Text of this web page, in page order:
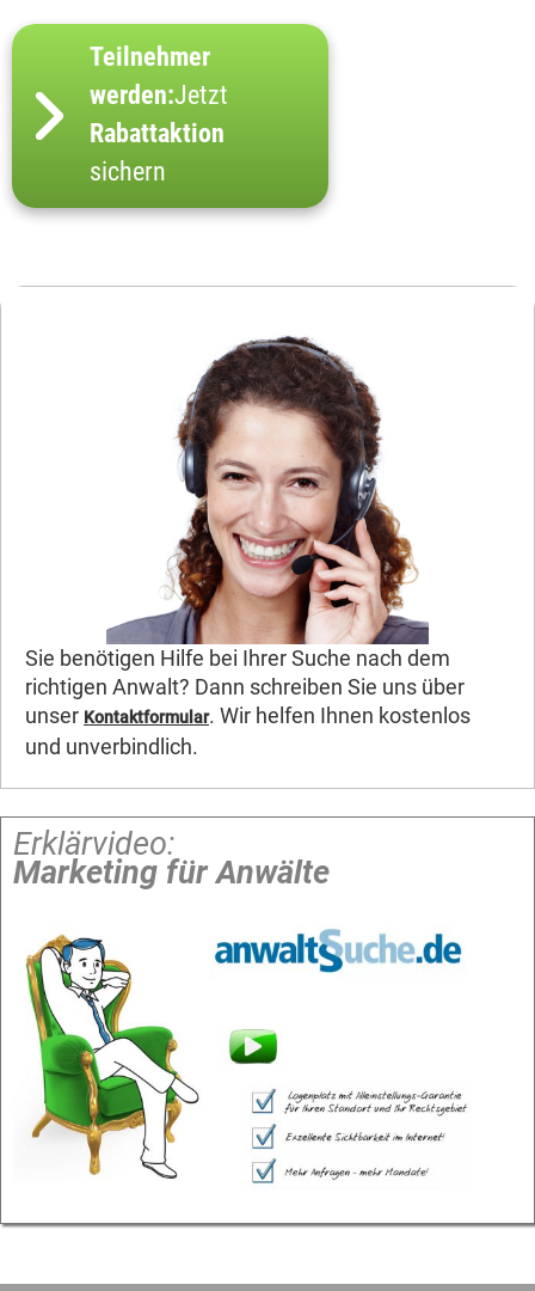
Teilnehmer
werden:Jetzt
Rabattaktion
sichern
Sie benötigen Hilfe bei Ihrer Suche nach dem
richtigen Anwalt? Dann schreiben Sie uns über
unser Kontaktformular. Wir helfen Ihnen kostenlos
und unverbindlich.
Erklärvideo:
Marketing für Anwälte